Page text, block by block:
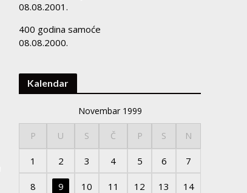
08.08.2001.
400 godina samoće
08.08.2000.
Kalendar
Novembar 1999
P U S Č P S N
1 2 3 4 5 6 7
8 9 10 11 12 13 14